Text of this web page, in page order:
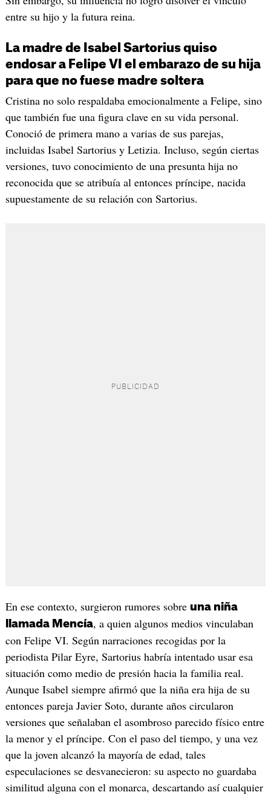
entre su hijo y la futura reina.
La madre de Isabel Sartorius quiso
endosar a Felipe VI el embarazo de su hija
para que no fuese madre soltera
Cristina no solo respaldaba emocionalmente a Felipe, sino
que también fue una figura clave en su vida personal.
Conoció de primera mano a varias de sus parejas,
incluidas Isabel Sartorius y Letizia. Incluso, según ciertas
versiones, tuvo conocimiento de una presunta hija no
reconocida que se atribuía al entonces príncipe, nacida
supuestamente de su relación con Sartorius.
En ese contexto, surgieron rumores sobre una niña
llamada Mencía, a quien algunos medios vinculaban
con Felipe VI. Según narraciones recogidas por la
periodista Pilar Eyre, Sartorius habría intentado usar esa
situación como medio de presión hacia la familia real.
Aunque Isabel siempre afirmó que la niña era hija de su
entonces pareja Javier Soto, durante años circularon
versiones que señalaban el asombroso parecido físico entre
la menor y el príncipe. Con el paso del tiempo, y una vez
que la joven alcanzó la mayoría de edad, tales
especulaciones se desvanecieron: su aspecto no guardaba
similitud alguna con el monarca, descartando así cualquier